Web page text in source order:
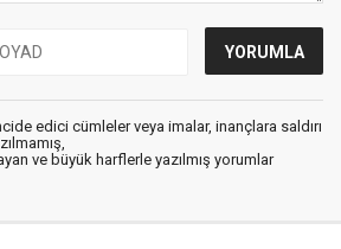
edici cümleler veya imalar, inançlara saldırı
ve büyük harflerle yazılmış yorumlar